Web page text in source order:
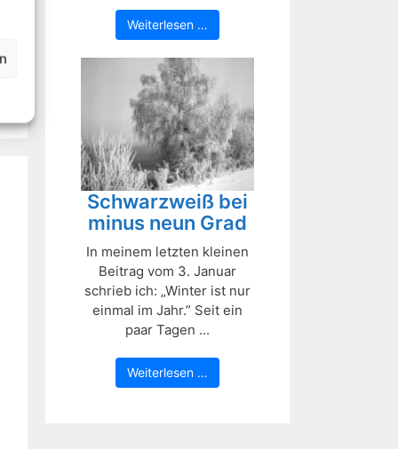
Weiterlesen …
Schwarzweiß bei
minus neun Grad
In meinem letzten kleinen
Beitrag vom 3. Januar
schrieb ich: „Winter ist nur
einmal im Jahr.” Seit ein
paar Tagen ...
Weiterlesen …